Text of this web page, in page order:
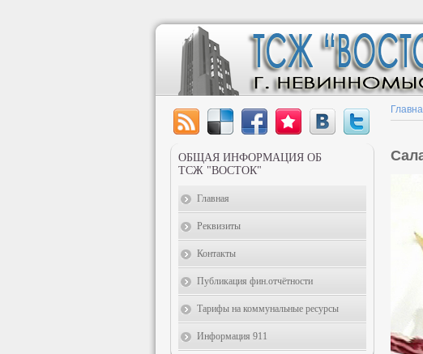
ОБЩАЯ ИНФОРМАЦИЯ ОБ
ТСЖ "ВОСТОК"
Главная
Реквизиты
Контакты
Публикация фин.отчётности
Тарифы на коммунальные ресурсы
Информация 911